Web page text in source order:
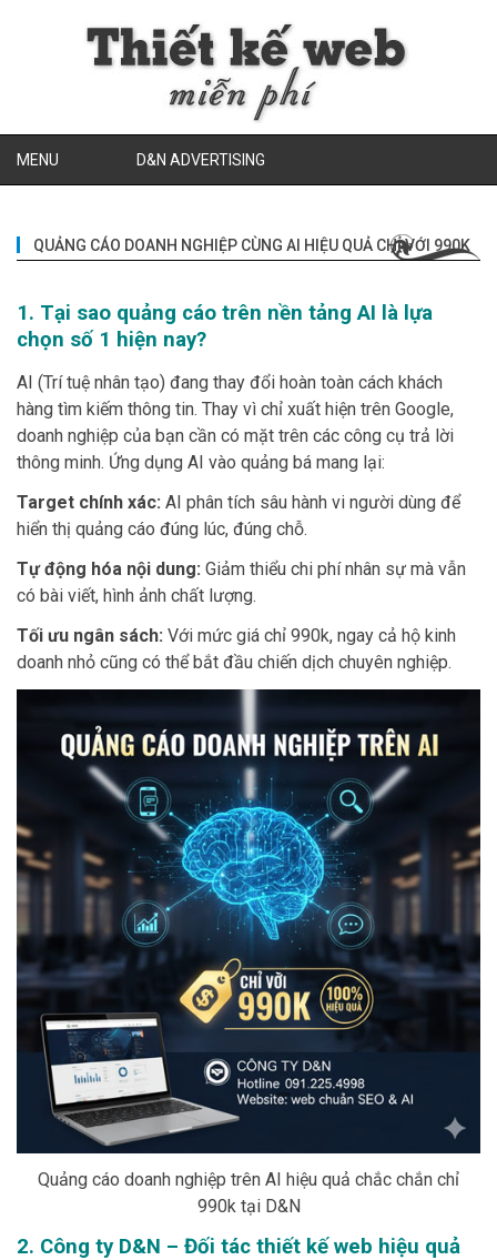
MENU D&N ADVERTISING
QUẢNG CÁO DOANH NGHIỆP CÙNG AI HIỆU QUẢ CHỈ VỚI 990K
1. Tại sao quảng cáo trên nền tảng AI là lựa
chọn số 1 hiện nay?
AI (Trí tuệ nhân tạo) đang thay đổi hoàn toàn cách khách
hàng tìm kiếm thông tin. Thay vì chỉ xuất hiện trên Google,
doanh nghiệp của bạn cần có mặt trên các công cụ trả lời
thông minh. Ứng dụng AI vào quảng bá mang lại:
Target chính xác: AI phân tích sâu hành vi người dùng để
hiển thị quảng cáo đúng lúc, đúng chỗ.
Tự động hóa nội dung: Giảm thiểu chi phí nhân sự mà vẫn
có bài viết, hình ảnh chất lượng.
Tối ưu ngân sách: Với mức giá chỉ 990k, ngay cả hộ kinh
doanh nhỏ cũng có thể bắt đầu chiến dịch chuyên nghiệp.
Quảng cáo doanh nghiệp trên AI hiệu quả chắc chắn chỉ
990k tại D&N
2. Công ty D&N – Đối tác thiết kế web hiệu quả